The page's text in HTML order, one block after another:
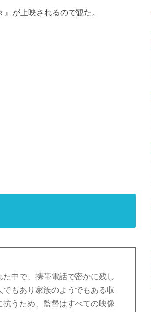
が上映されるので観た。
中で、携帯電話で密かに残し
もあり家族のようでもある収
うため、監督はすべての映像